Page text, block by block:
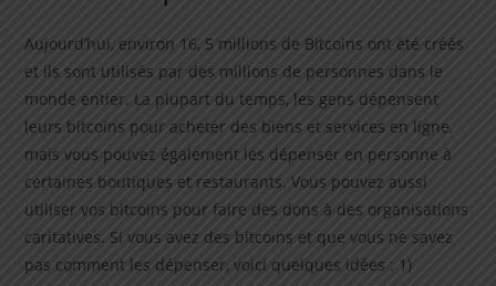
Aujourd’hui, environ 16, 5 millions de Bitcoins ont été créés
et ils sont utilisés par des millions de personnes dans le
monde entier. La plupart du temps, les gens dépensent
leurs bitcoins pour acheter des biens et services en ligne,
mais vous pouvez également les dépenser en personne à
certaines boutiques et restaurants. Vous pouvez aussi
utiliser vos bitcoins pour faire des dons à des organisations
caritatives. Si vous avez des bitcoins et que vous ne savez
pas comment les dépenser, voici quelques idées : 1)